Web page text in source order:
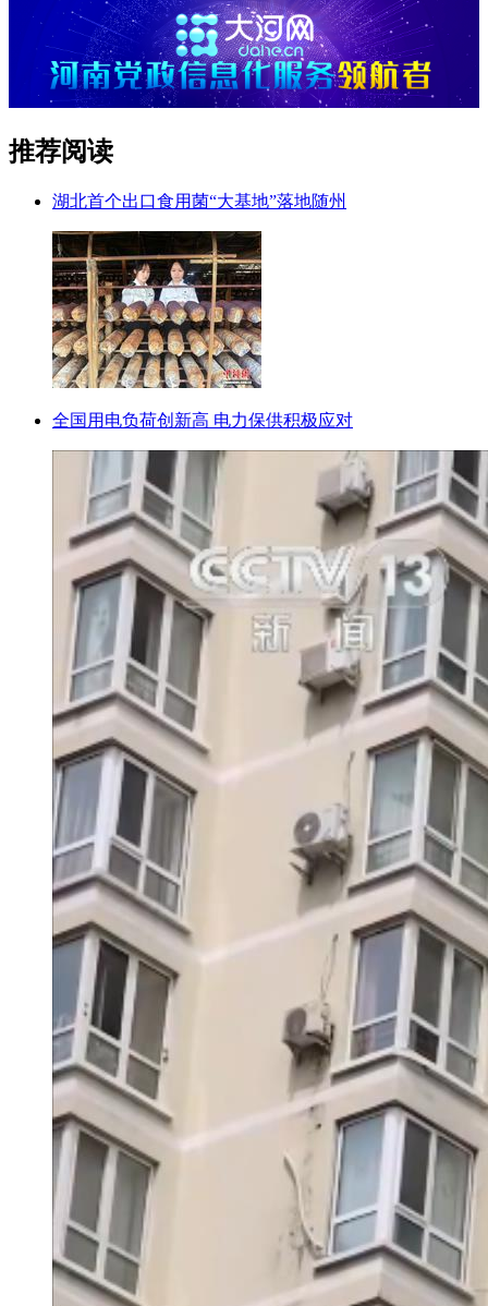
推荐阅读
湖北首个出口食用菌“大基地”落地随州
全国用电负荷创新高 电力保供积极应对